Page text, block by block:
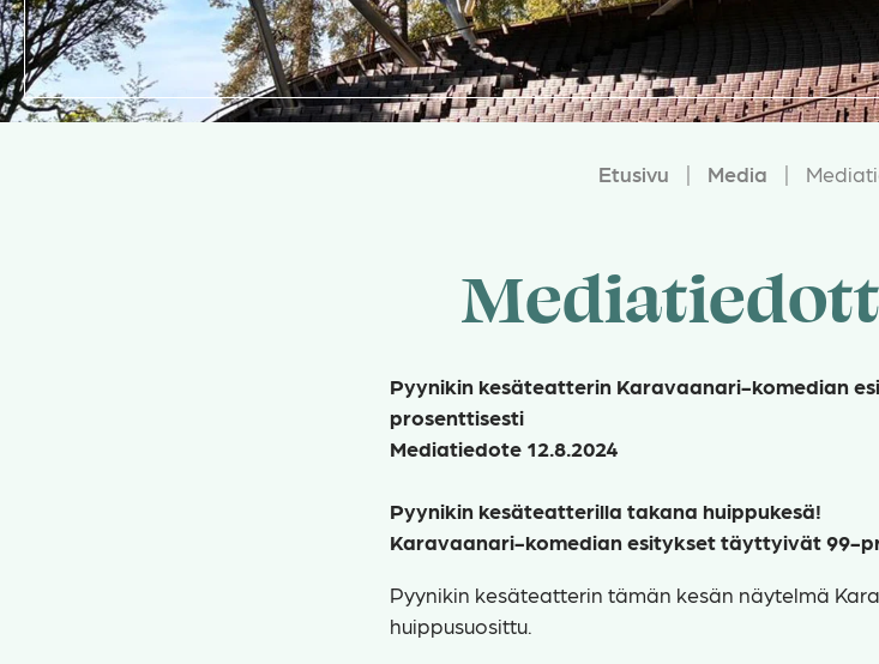
Etusivu | Media |
Pyynikin kesäteatterin Karavaanari-komedian
prosenttisesti
Mediatiedote 12.8.2024
Pyynikin kesäteatterilla takana huippukesä!
Karavaanari-komedian esitykset täyttyivät 99-
Pyynikin kesäteatterin tämän kesän näytelmä
huippusuosittu.